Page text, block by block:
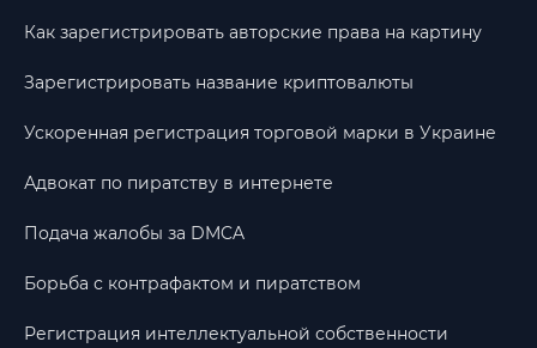
Как зарегистрировать авторские права на картину
Зарегистрировать название криптовалюты
Ускоренная регистрация торговой марки в Украине
Адвокат по пиратству в интернете
Подача жалобы за DMCA
Борьба с контрафактом и пиратством
Регистрация интеллектуальной собственности